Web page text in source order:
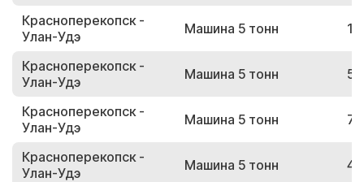
Красноперекопск -
Улан-Удэ
Машина 5 тонн
Красноперекопск -
Улан-Удэ
Машина 5 тонн
Красноперекопск -
Улан-Удэ
Машина 5 тонн
Красноперекопск -
Улан-Удэ
Машина 5 тонн